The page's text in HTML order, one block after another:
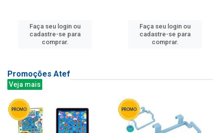
Faça seu login ou
cadastre-se para
comprar.
Faça seu login ou
cadastre-se para
comprar.
Promoções Atef
Veja mais